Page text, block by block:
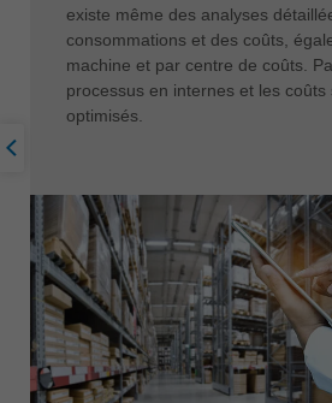
existe même des analyses
consommations et des coûts,
machine et par centre de coûts.
processus en internes et les
optimisés.